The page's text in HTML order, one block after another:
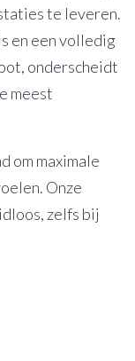
te leveren.
en een volledig
onderscheidt
meest
om maximale
Onze
zelfs bij